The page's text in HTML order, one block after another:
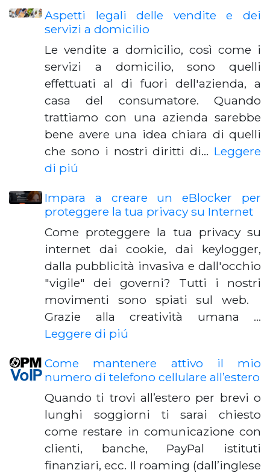
Aspetti legali delle vendite e dei
servizi a domicilio
Le vendite a domicilio, così come i
servizi a domicilio, sono quelli
effettuati al di fuori dell'azienda, a
casa del consumatore. Quando
trattiamo con una azienda sarebbe
bene avere una idea chiara di quelli
che sono i nostri diritti di… Leggere
di piú
Impara a creare un eBlocker per
proteggere la tua privacy su Internet
Come proteggere la tua privacy su
internet dai cookie, dai keylogger,
dalla pubblicità invasiva e dall'occhio
"vigile" dei governi? Tutti i nostri
movimenti sono spiati sul web.
Grazie alla creatività umana …
Leggere di piú
Come mantenere attivo il mio
numero di telefono cellulare all’estero
Quando ti trovi all’estero per brevi o
lunghi soggiorni ti sarai chiesto
come restare in comunicazione con
clienti, banche, PayPal istituti
finanziari, ecc. Il roaming (dall’inglese